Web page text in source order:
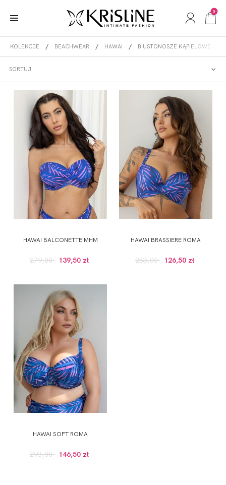
0
KOLEKCJE BEACHWEAR HAWAI BIUSTONOSZE KĄPIELOWE
SORTUJ
BIUSTONOSZE KĄPIELOWE
HAWAI BALCONETTE MHM
279,00 139,50 zł
HAWAI BRASSIERE ROMA
253,00 126,50 zł
HAWAI SOFT ROMA
293,00 146,50 zł